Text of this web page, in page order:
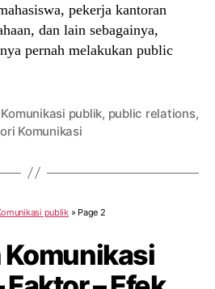
pekerja kantoran
dan lain sebagainya,
pernah melakukan public
Komunikasi publik, public relations,
Komunikasi
publik» Page 2
Komunikasi